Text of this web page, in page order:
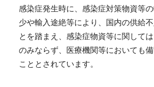
感染症発生時に、感染症対策物資等
少や輸入途絶等により、国内の供給
とを踏まえ、感染症物資等に関して
のみならず、医療機関等においても
こととされています。